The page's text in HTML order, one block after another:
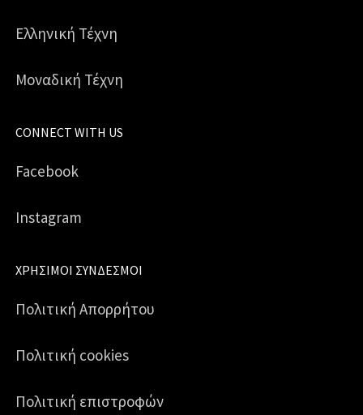
Ελληνική Τέχνη
Μοναδική Τέχνη
CONNECT WITH US
Facebook
Instagram
ΧΡΉΣΙΜΟΙ ΣΎΝΔΕΣΜΟΙ
Πολιτική Απορρήτου
Πολιτική cookies
Πολιτική επιστροφών